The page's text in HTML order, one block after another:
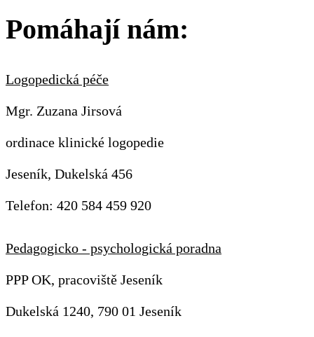
Pomáhají nám:
Logopedická péče
Mgr. Zuzana Jirsová
ordinace klinické logopedie
Jeseník, Dukelská 456
Telefon: 420 584 459 920
Pedagogicko - psychologická poradna
PPP OK, pracoviště Jeseník
Dukelská 1240, 790 01 Jeseník